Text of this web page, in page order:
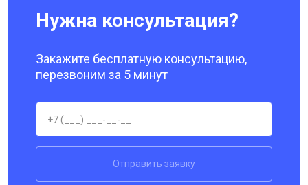
Нужна консультация?
Закажите бесплатную консультацию,
перезвоним за 5 минут
Отправить заявку